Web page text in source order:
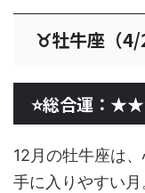
♉牡牛座（4/
⭐総合運：
12月の牡牛座は
手に入りやすい月